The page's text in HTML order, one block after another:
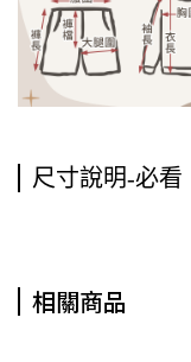
尺寸說明-必看
相關商品